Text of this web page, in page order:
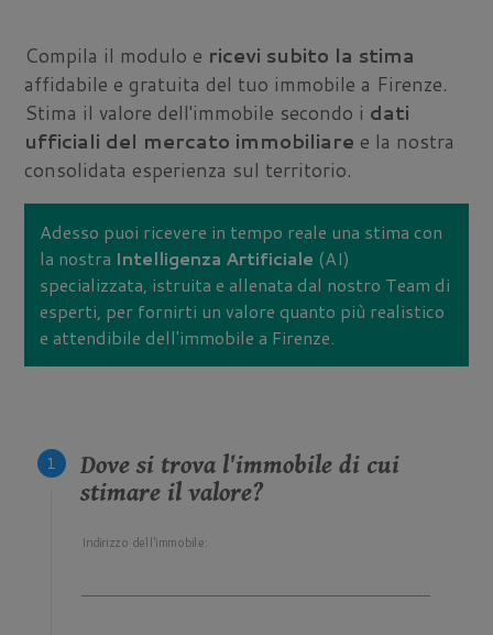
Compila il modulo e ricevi subito la stima
affidabile e gratuita del tuo immobile a Firenze.
Stima il valore dell'immobile secondo i dati
ufficiali del mercato immobiliare e la nostra
consolidata esperienza sul territorio.
Adesso puoi ricevere in tempo reale una stima con
la nostra Intelligenza Artificiale (AI)
specializzata, istruita e allenata dal nostro Team di
esperti, per fornirti un valore quanto più realistico
e attendibile dell'immobile a Firenze.
Dove si trova l'immobile di cui
stimare il valore?
Indirizzo dell'immobile: